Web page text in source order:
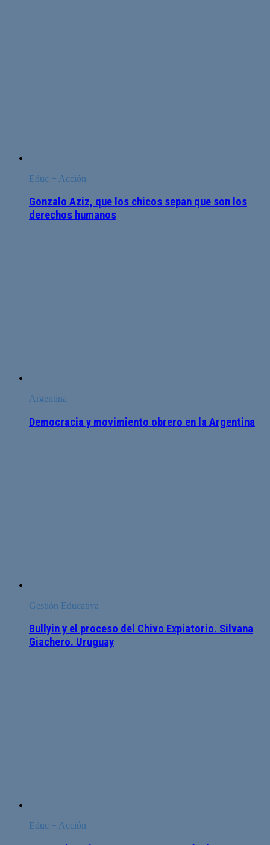
Educ + Acción
Gonzalo Aziz, que los chicos sepan que son los
derechos humanos
Argentina
Democracia y movimiento obrero en la Argentina
Gestión Educativa
Bullyin y el proceso del Chivo Expiatorio. Silvana
Giachero. Uruguay
Educ + Acción